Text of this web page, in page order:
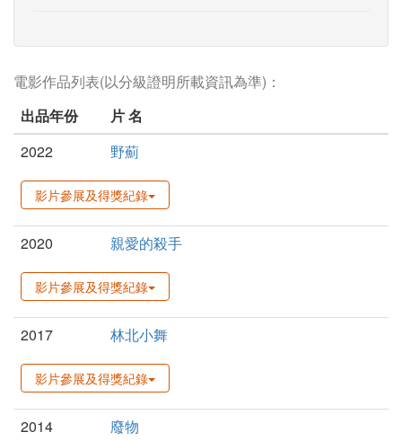
電影作品列表(以分級證明所載資訊為準)：
出品年份
片 名
2022
野薊
影片參展及得獎紀錄
2020 親愛的殺手
影片參展及得獎紀錄
2017 林北小舞
影片參展及得獎紀錄
2014 廢物